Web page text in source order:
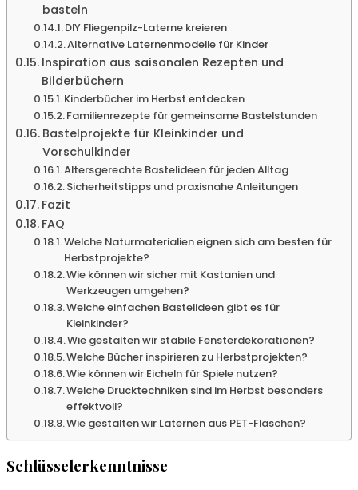
basteln
DIY Fliegenpilz-Laterne kreieren
Alternative Laternenmodelle für Kinder
Inspiration aus saisonalen Rezepten und
Bilderbüchern
Kinderbücher im Herbst entdecken
Familienrezepte für gemeinsame Bastelstunden
Bastelprojekte für Kleinkinder und
Vorschulkinder
Altersgerechte Bastelideen für jeden Alltag
Sicherheitstipps und praxisnahe Anleitungen
Fazit
FAQ
Welche Naturmaterialien eignen sich am besten für
Herbstprojekte?
Wie können wir sicher mit Kastanien und
Werkzeugen umgehen?
Welche einfachen Bastelideen gibt es für
Kleinkinder?
Wie gestalten wir stabile Fensterdekorationen?
Welche Bücher inspirieren zu Herbstprojekten?
Wie können wir Eicheln für Spiele nutzen?
Welche Drucktechniken sind im Herbst besonders
effektvoll?
Wie gestalten wir Laternen aus PET-Flaschen?
Schlüsselerkenntnisse